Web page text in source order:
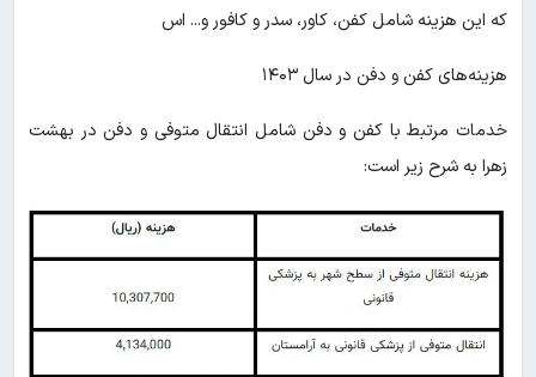
که این هزینه شامل کفن، کاور، سدر و کافور و... اس
هزینه‌های کفن و دفن در سال ۱۴۰۳
خدمات مرتبط با کفن و دفن شامل انتقال متوفی و دفن در بهشت
زهرا به شرح زیر است: